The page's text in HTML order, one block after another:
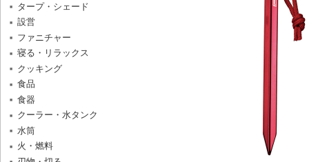
タープ・シェード
設営
ファニチャー
寝る・リラックス
クッキング
食品
食器
クーラー・水タンク
水筒
火・燃料